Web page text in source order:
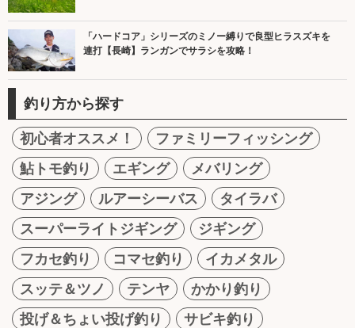
「ハードコア」シリーズのミノー縛りで良型ヒラスズキを
連打【長崎】ランガンでサラシを攻略！
釣り方から探す
初心者オススメ！
ファミリーフィッシング
鮎トモ釣り
エギング
メバリング
アジング
ルアーシーバス
タイラバ
スーパーライトジギング
ジギング
フカセ釣り
コマセ釣り
イカメタル
スッテ＆ツノ
テンヤ
かかり釣り
投げ＆ちょい投げ釣り
サビキ釣り